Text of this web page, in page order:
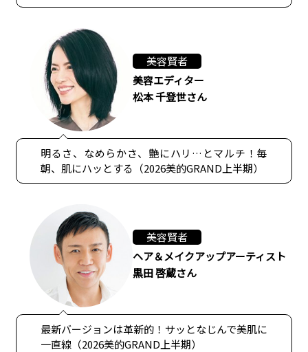
美容賢者
美容エディター
松本 千登世さん
明るさ、なめらかさ、艶にハリ…とマルチ！毎
朝、肌にハッとする（2026美的GRAND上半期）
美容賢者
ヘア＆メイクアップアーティスト
黒田 啓蔵さん
最新バージョンは革新的！サッとなじんで美肌に
一直線（2026美的GRAND上半期）